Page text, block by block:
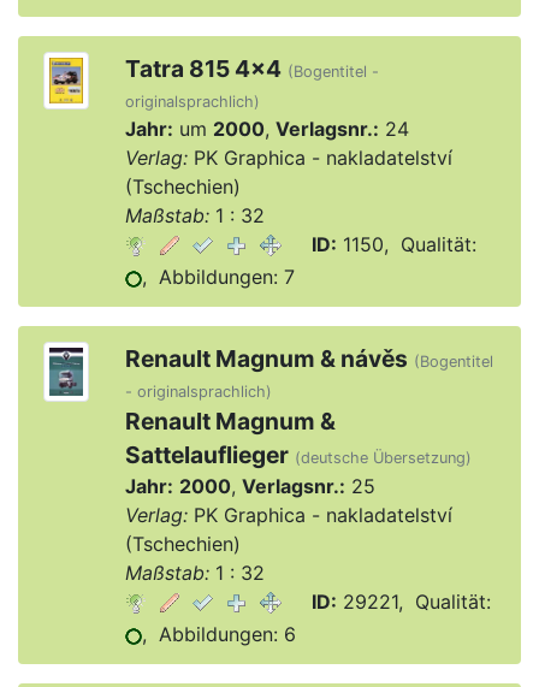
Tatra 815 4x4 (Bogentitel -
originalsprachlich)
Jahr: um 2000, Verlagsnr.: 24
Verlag:PK Graphica - nakladatelství
(Tschechien)
Maßstab:1 : 32
ID: 1150, Qualität:
, Abbildungen: 7
Renault Magnum & návěs (Bogentitel
- originalsprachlich)
Renault Magnum &
Sattelauflieger (deutsche Übersetzung)
Jahr: 2000, Verlagsnr.: 25
Verlag:PK Graphica - nakladatelství
(Tschechien)
Maßstab:1 : 32
ID: 29221, Qualität:
, Abbildungen: 6